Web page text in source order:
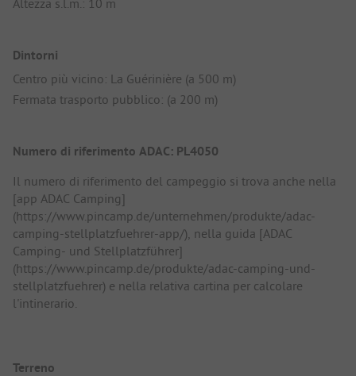
Dintorni
Centro più vicino: La Guérinière (a 500 m)
Fermata trasporto pubblico: (a 200 m)
Numero di riferimento ADAC: PL4050
Il numero di riferimento del campeggio si trova anche nella
[app ADAC Camping]
(https://www.pincamp.de/unternehmen/produkte/adac-
camping-stellplatzfuehrer-app/), nella guida [ADAC
Camping- und Stellplatzführer]
(https://www.pincamp.de/produkte/adac-camping-und-
stellplatzfuehrer) e nella relativa cartina per calcolare
l'intinerario.
Terreno